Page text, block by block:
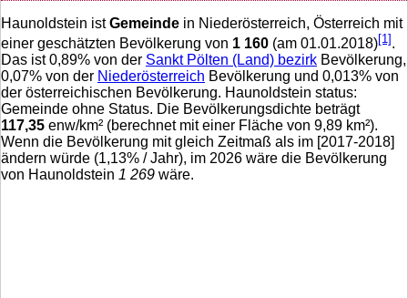
Haunoldstein istGemeinde in Niederösterreich, Österreich mit
einer geschätzten Bevölkerung von 1 160 (am 01.01.2018)[1] .
Das ist0,89% von der Sankt Pölten (Land) bezirk Bevölkerung,
0,07% von der Niederösterreich Bevölkerung und 0,013% von
der österreichischen Bevölkerung. Haunoldstein status:
Gemeinde ohne Status. Die Bevölkerungsdichte beträgt
117,35 enw/km² (berechnet mit einer Fläche von 9,89 km²).
Wenn die Bevölkerung mit gleich Zeitmaß als im [2017-2018]
ändern würde (1,13% / Jahr), im 2026 wäre die Bevölkerung
von Haunoldstein 1 269 wäre.